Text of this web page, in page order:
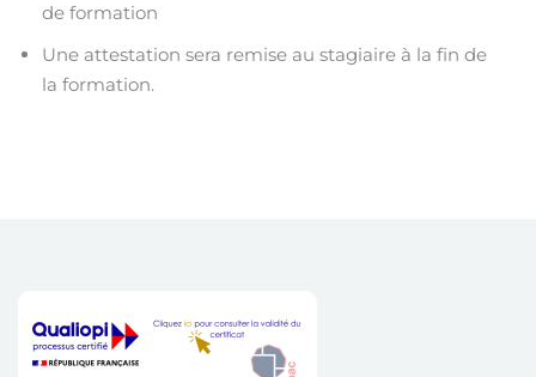
de formation
Une attestation sera remise au stagiaire à la fin de
la formation.